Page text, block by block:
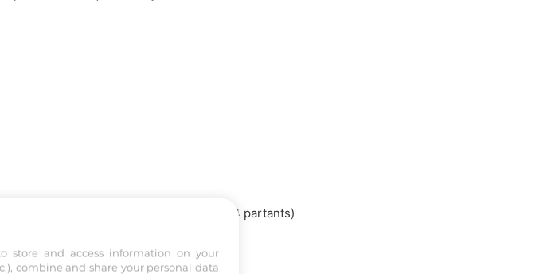
Corde à droite - Départ vers 21H45 (14 partants)
: 2750 m Allocation :22 000 €
store and access information on your
combine and share your personal data